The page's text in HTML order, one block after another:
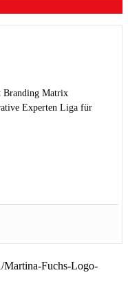
Branding Matrix
Experten Liga für
Martina-Fuchs-Logo-